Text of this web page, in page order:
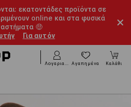
εκατοντάδες προϊόντα σε
online και στα φυσικά
🤑
Για αυτόν
ΛογαριασμόςΑγαπημένα Καλάθι